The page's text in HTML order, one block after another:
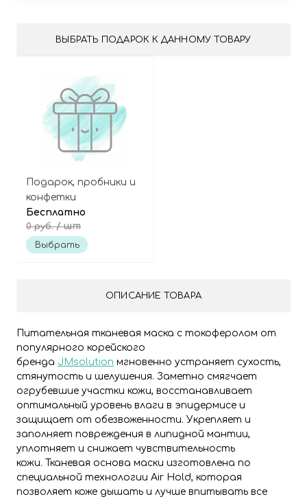
ВЫБРАТЬ ПОДАРОК К ДАННОМУ ТОВАРУ
Подарок, пробники и
конфетки
Бесплатно
0 руб./ шт
Выбрать
ОПИСАНИЕ ТОВАРА
Питательная тканевая маска с токоферолом от
популярного корейского
бренда JMsolution мгновенно устраняет сухость,
стянутость и шелушения. Заметно смягчает
огрубевшие участки кожи, восстанавливает
оптимальный уровень влаги в эпидермисе и
защищает от обезвоженности. Укрепляет и
заполняет повреждения в липидной мантии,
уплотняет и снижает чувствительность
кожи. Тканевая основа маски изготовлена по
специальной технологии Air Hold, которая
позволяет коже дышать и лучше впитывать все